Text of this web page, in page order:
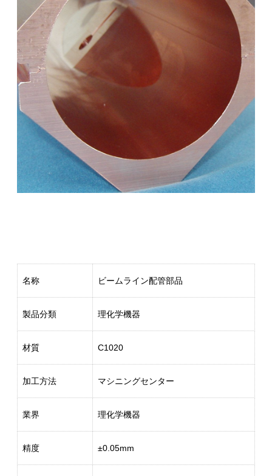
名称 ビームライン配管部品
製品分類 理化学機器
材質 C1020
加工方法 マシニングセンター
業界 理化学機器
精度 ±0.05mm